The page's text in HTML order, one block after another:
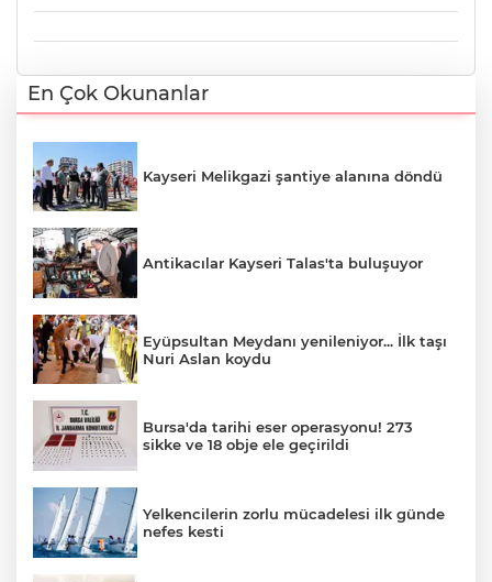
En Çok Okunanlar
Kayseri Melikgazi şantiye alanına döndü
Antikacılar Kayseri Talas'ta buluşuyor
Eyüpsultan Meydanı yenileniyor... İlk taşı
Nuri Aslan koydu
Bursa'da tarihi eser operasyonu! 273
sikke ve 18 obje ele geçirildi
Yelkencilerin zorlu mücadelesi ilk günde
nefes kesti